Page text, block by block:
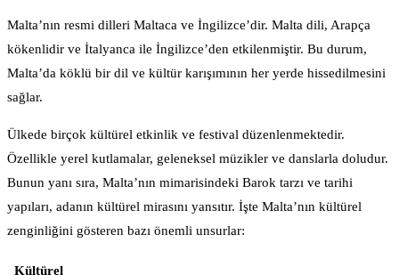
Malta’nın resmi dilleri Maltaca ve İngilizce’dir. Malta dili, Arapça
kökenlidir ve İtalyanca ile İngilizce’den etkilenmiştir. Bu durum,
Malta’da köklü bir dil ve kültür karışımının her yerde hissedilmesini
sağlar.
Ülkede birçok kültürel etkinlik ve festival düzenlenmektedir.
Özellikle yerel kutlamalar, geleneksel müzikler ve danslarla doludur.
Bunun yanı sıra, Malta’nın mimarisindeki Barok tarzı ve tarihi
yapıları, adanın kültürel mirasını yansıtır. İşte Malta’nın kültürel
zenginliğini gösteren bazı önemli unsurlar:
Kültürel